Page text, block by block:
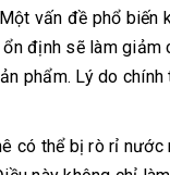
vấn đề phổ biến
định sẽ làm
phẩm. Lý do
có thể bị rò rỉ